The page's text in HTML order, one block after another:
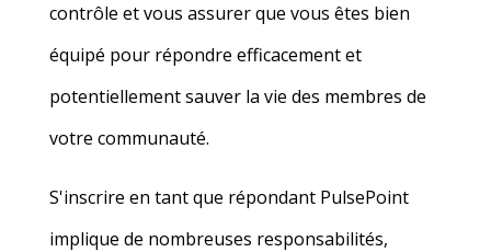
contrôle et vous assurer que vous êtes bien
équipé pour répondre efficacement et
potentiellement sauver la vie des membres de
votre communauté.
S'inscrire en tant que répondant PulsePoint
implique de nombreuses responsabilités,